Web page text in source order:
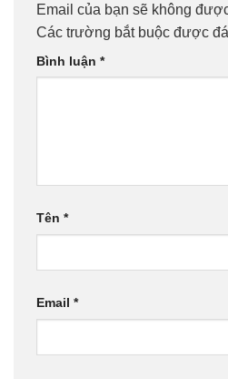
Email của bạn sẽ không
Các trường bắt buộc được
Bình luận *
Tên *
Email *